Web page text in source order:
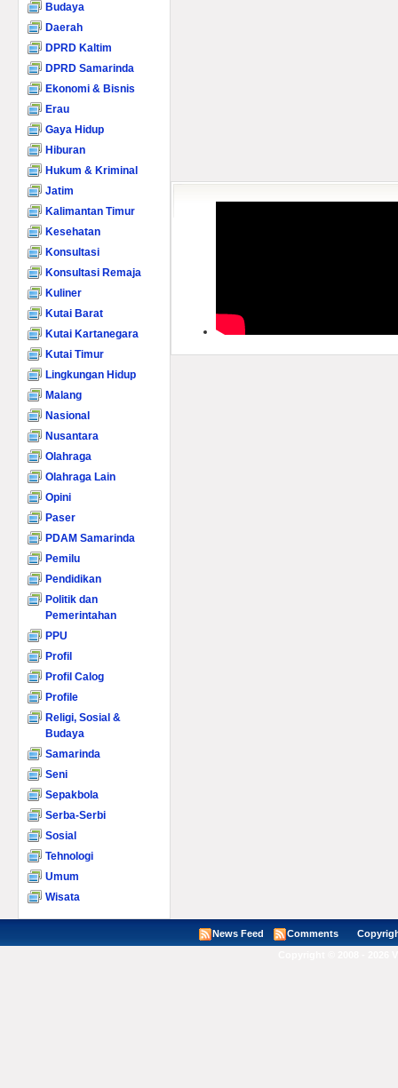
Budaya
Daerah
DPRD Kaltim
DPRD Samarinda
Ekonomi & Bisnis
Erau
Gaya Hidup
Hiburan
Hukum & Kriminal
Jatim
Kalimantan Timur
Kesehatan
Konsultasi
Konsultasi Remaja
Kuliner
Kutai Barat
Kutai Kartanegara
Kutai Timur
Lingkungan Hidup
Malang
Nasional
Nusantara
Olahraga
Olahraga Lain
Opini
Paser
PDAM Samarinda
Pemilu
Pendidikan
Politik dan
Pemerintahan
PPU
Profil
Profil Calog
Profile
Religi, Sosial &
Budaya
Samarinda
Seni
Sepakbola
Serba-Serbi
Sosial
Tehnologi
Umum
Wisata
News Feed Comments Copyright